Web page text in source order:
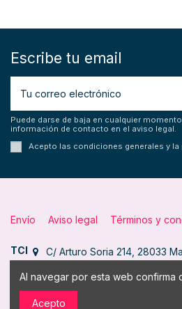
Escribe tu email
Puede darse de baja en cualquier
información de contacto en el aviso legal.
Acepto las condiciones generales y
Envío Aviso legal Términos y
TCI C/ Arturo Soria 214, 28033
Al navegar por esta web confirma
Acepto